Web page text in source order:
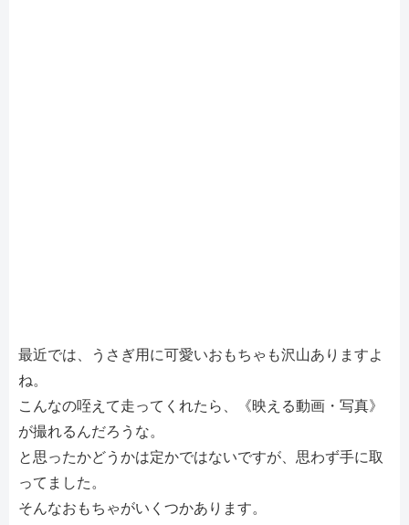
最近では、うさぎ用に可愛いおもちゃも沢山ありますよ
ね。
こんなの咥えて走ってくれたら、《映える動画・写真》
が撮れるんだろうな。
と思ったかどうかは定かではないですが、思わず手に取
ってました。
そんなおもちゃがいくつかあります。